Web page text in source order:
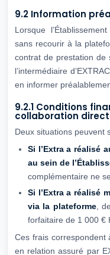
9.2 Information
Lorsque
sans recourir à la
contrat de prestation de
l’intermédiaire
en informer
9.2.1 Conditions
collaboration
Deux situations peuvent
Si l’Extra a réalisé
au sein de
complémentaire ne
Si l’Extra a réalisé
via la plateforme,
forfaitaire de 1 000 €
Ces frais correspondent
en relation assuré par